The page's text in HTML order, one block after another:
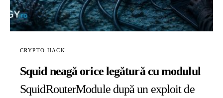
CRYPTO HACK
Squid neagă orice legătură cu modulul
SquidRouterModule după un exploit de